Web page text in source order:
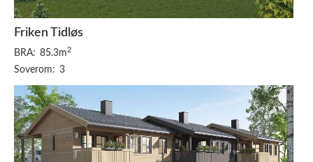
Friken Tidløs
BRA: 85.3m 2
Soverom: 3